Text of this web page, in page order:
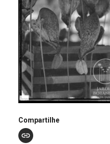
Compartilhe